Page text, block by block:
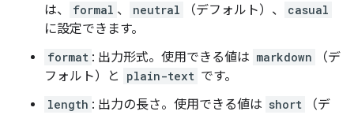
は、
formal 、 neutral （デフォルト）、 casual
に設定できます。
format : 出力形式。使用できる値は markdown
（デ
フォルト）と
plain-text です。
length : 出力の長さ。使用できる値は short
（デ